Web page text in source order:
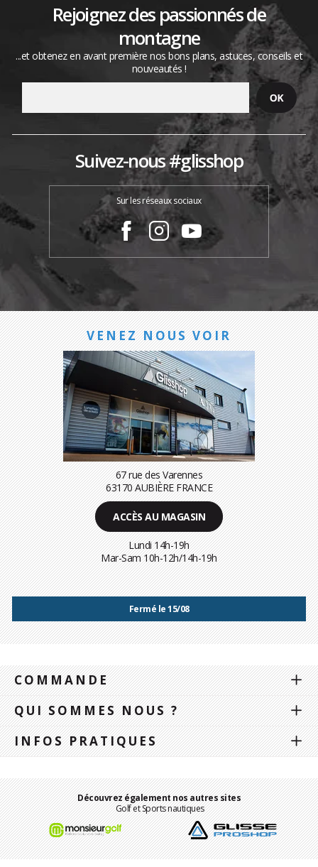
Rejoignez des passionnés de
montagne
...et obtenez en avant première nos bons plans, astuces, conseils et
nouveautés !
Suivez-nous #glisshop
Sur les réseaux sociaux
VENEZ NOUS VOIR
67 rue des Varennes
63170 AUBIÈRE FRANCE
ACCÈS AU MAGASIN
Lundi 14h-19h
Mar-Sam 10h-12h/14h-19h
Fermé le 15/08
COMMANDE
QUI SOMMES NOUS ?
INFOS PRATIQUES
Découvrez également nos autres sites
Golf et Sports nautiques